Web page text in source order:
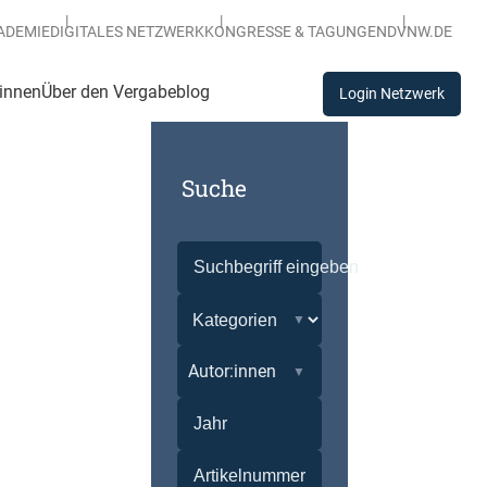
DIGITALES NETZWERKKONGRESSE & TAGUNGENDVNW.DE
Über den Vergabeblog Login Netzwerk
Suche
Autor:innen